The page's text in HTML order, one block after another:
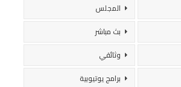
المجلس
بث مباشر
وثائقي
برامج يوتيوبية